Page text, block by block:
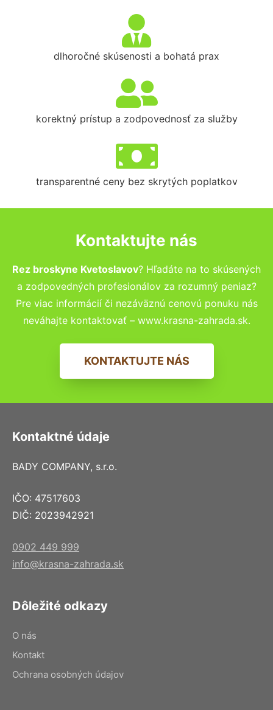
dlhoročné skúsenosti a bohatá prax
korektný prístup a zodpovednosť za služby
transparentné ceny bez skrytých poplatkov
Kontaktujte nás
Rez broskyne Kvetoslavov? Hľadáte na to skúsených
a zodpovedných profesionálov za rozumný peniaz?
Pre viac informácií či nezáväznú cenovú ponuku nás
neváhajte kontaktovať – www.krasna-zahrada.sk.
KONTAKTUJTE NÁS
Kontaktné údaje
BADY COMPANY, s.r.o.
IČO: 47517603
DIČ: 2023942921
0902 449 999
info@krasna-zahrada.sk
Dôležité odkazy
O nás
Kontakt
Ochrana osobných údajov